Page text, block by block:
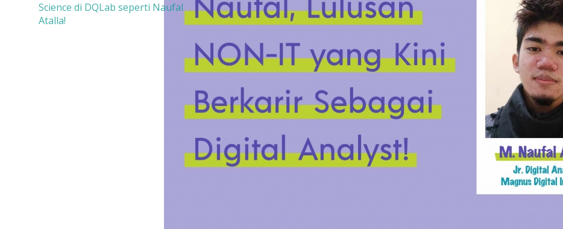
Science di DQLab seperti Naufal
Atalla!